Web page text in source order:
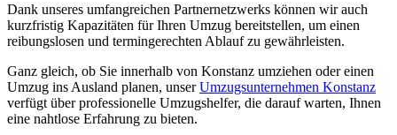
Dank unseres umfangreichen Partnernetzwerks können wir auch
kurzfristig Kapazitäten für Ihren Umzug bereitstellen, um einen
reibungslosen und termingerechten Ablauf zu gewährleisten.
Ganz gleich, ob Sie innerhalb von Konstanz umziehen oder einen
Umzug ins Ausland planen, unserUmzugsunternehmen Konstanz
verfügt über professionelle Umzugshelfer, die darauf warten, Ihnen
eine nahtlose Erfahrung zu bieten.